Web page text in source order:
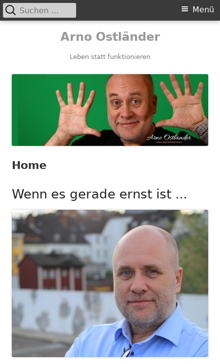
Arno Ostländer
Leben statt funktionieren
Primäres
Menü
Suchen
nach:
Home
Wenn es gerade ernst ist ...